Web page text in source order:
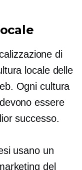
di
locale delle
Ogni cultura
essere
successo.
usano un
del